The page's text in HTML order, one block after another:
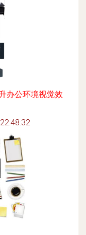
办公环境视觉效